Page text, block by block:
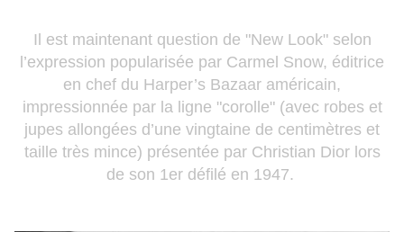
Il est maintenant question de "New Look" selon
l’expression popularisée par Carmel Snow, éditrice
en chef du Harper’s Bazaar américain,
impressionnée par la ligne "corolle" (avec robes et
jupes allongées d’une vingtaine de centimètres et
taille très mince) présentée par Christian Dior lors
de son 1er défilé en 1947.